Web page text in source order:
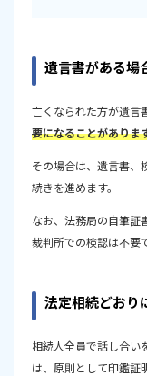
遺言書がある場
亡くなられた方が遺言
要になることがありま
その場合は、遺言書、
続きを進めます。
なお、法務局の自筆証
裁判所での検認は不要
法定相続どおり
相続人全員で話し合い
は、原則として印鑑証